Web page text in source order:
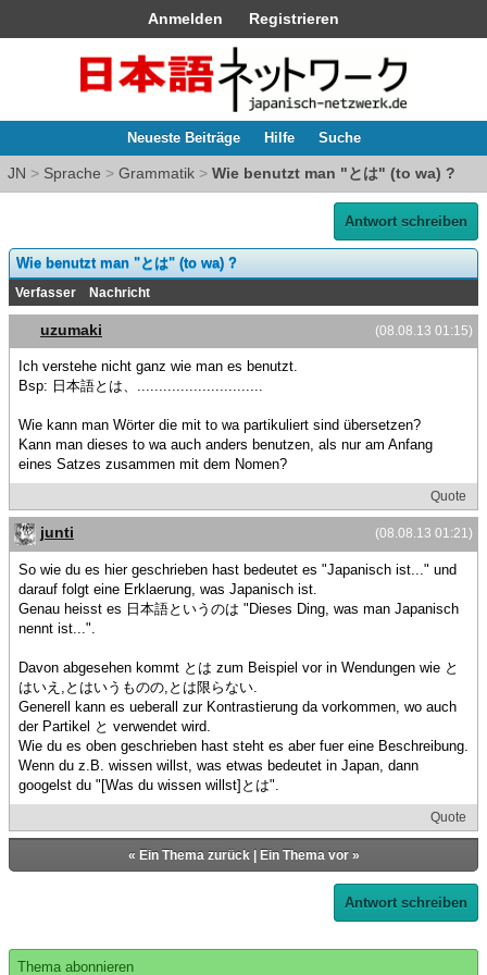
Anmelden Registrieren
Neueste Beiträge Hilfe Suche
JN > Sprache > Grammatik > Wie benutzt man "とは" (to wa) ?
Antwort schreiben
Wie benutzt man "とは" (to wa) ?
Verfasser Nachricht
(08.08.13 01:15)
uzumaki
Ich verstehe nicht ganz wie man es benutzt.
Bsp: 日本語とは、.............................
Wie kann man Wörter die mit to wa partikuliert sind übersetzen?
Kann man dieses to wa auch anders benutzen, als nur am Anfang
eines Satzes zusammen mit dem Nomen?
Quote
(08.08.13 01:21)
junti
So wie du es hier geschrieben hast bedeutet es "Japanisch ist..." und
darauf folgt eine Erklaerung, was Japanisch ist.
Genau heisst es 日本語というのは "Dieses Ding, was man Japanisch
nennt ist...".
Davon abgesehen kommt とは zum Beispiel vor in Wendungen wie と
はいえ,とはいうものの,とは限らない.
Generell kann es ueberall zur Kontrastierung da vorkommen, wo auch
der Partikel と verwendet wird.
Wie du es oben geschrieben hast steht es aber fuer eine Beschreibung.
Wenn du z.B. wissen willst, was etwas bedeutet in Japan, dann
googelst du "[Was du wissen willst]とは".
Quote
« Ein Thema zurück| Ein Thema vor»
Antwort schreiben
Thema abonnieren